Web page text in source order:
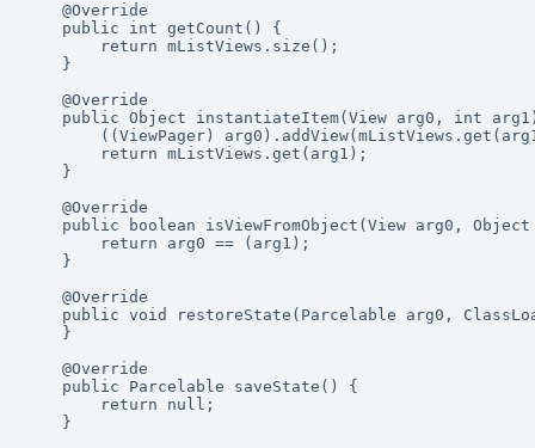
    @Override
    public int getCount() {
        return mListViews.size();
    }
    @Override
public Object instantiateItem(View arg0, int
((ViewPager)
        return mListViews.get(arg1);
    }
    @Override
public boolean isViewFromObject(View arg0, Object
        return arg0 == (arg1);
    }
    @Override
public void restoreState(Parcelable arg0,
    }
    @Override
    public Parcelable saveState() {
        return null;
    }